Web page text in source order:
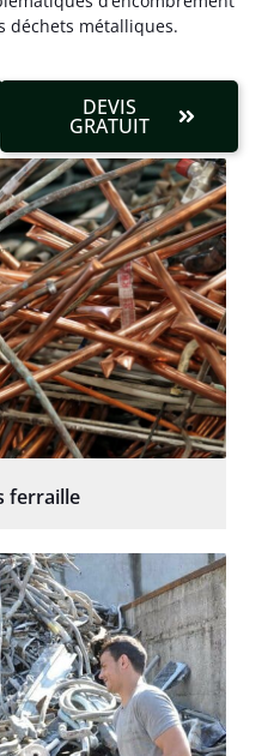
déchets métalliques.
DEVIS
GRATUIT
ferraille